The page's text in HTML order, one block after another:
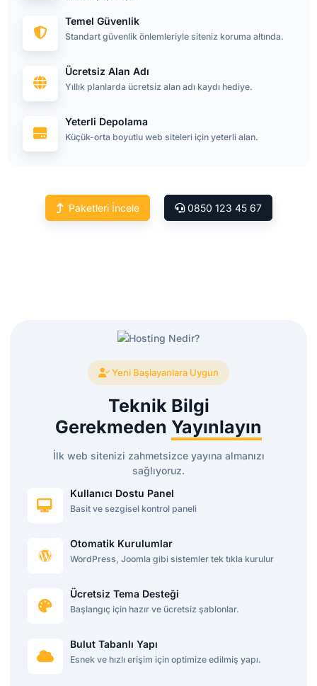
Temel Güvenlik
Standart güvenlik önlemleriyle siteniz koruma altında.
Ücretsiz Alan Adı
Yıllık planlarda ücretsiz alan adı kaydı hediye.
Yeterli Depolama
Küçük-orta boyutlu web siteleri için yeterli alan.
Paketleri İncele 0850 123 45 67
Yeni Başlayanlara Uygun
Teknik Bilgi
Gerekmeden Yayınlayın
İlk web sitenizi zahmetsizce yayına almanızı
sağlıyoruz.
Kullanıcı Dostu Panel
Basit ve sezgisel kontrol paneli
Otomatik Kurulumlar
WordPress, Joomla gibi sistemler tek tıkla kurulur
Ücretsiz Tema Desteği
Başlangıç için hazır ve ücretsiz şablonlar.
Bulut Tabanlı Yapı
Esnek ve hızlı erişim için optimize edilmiş yapı.